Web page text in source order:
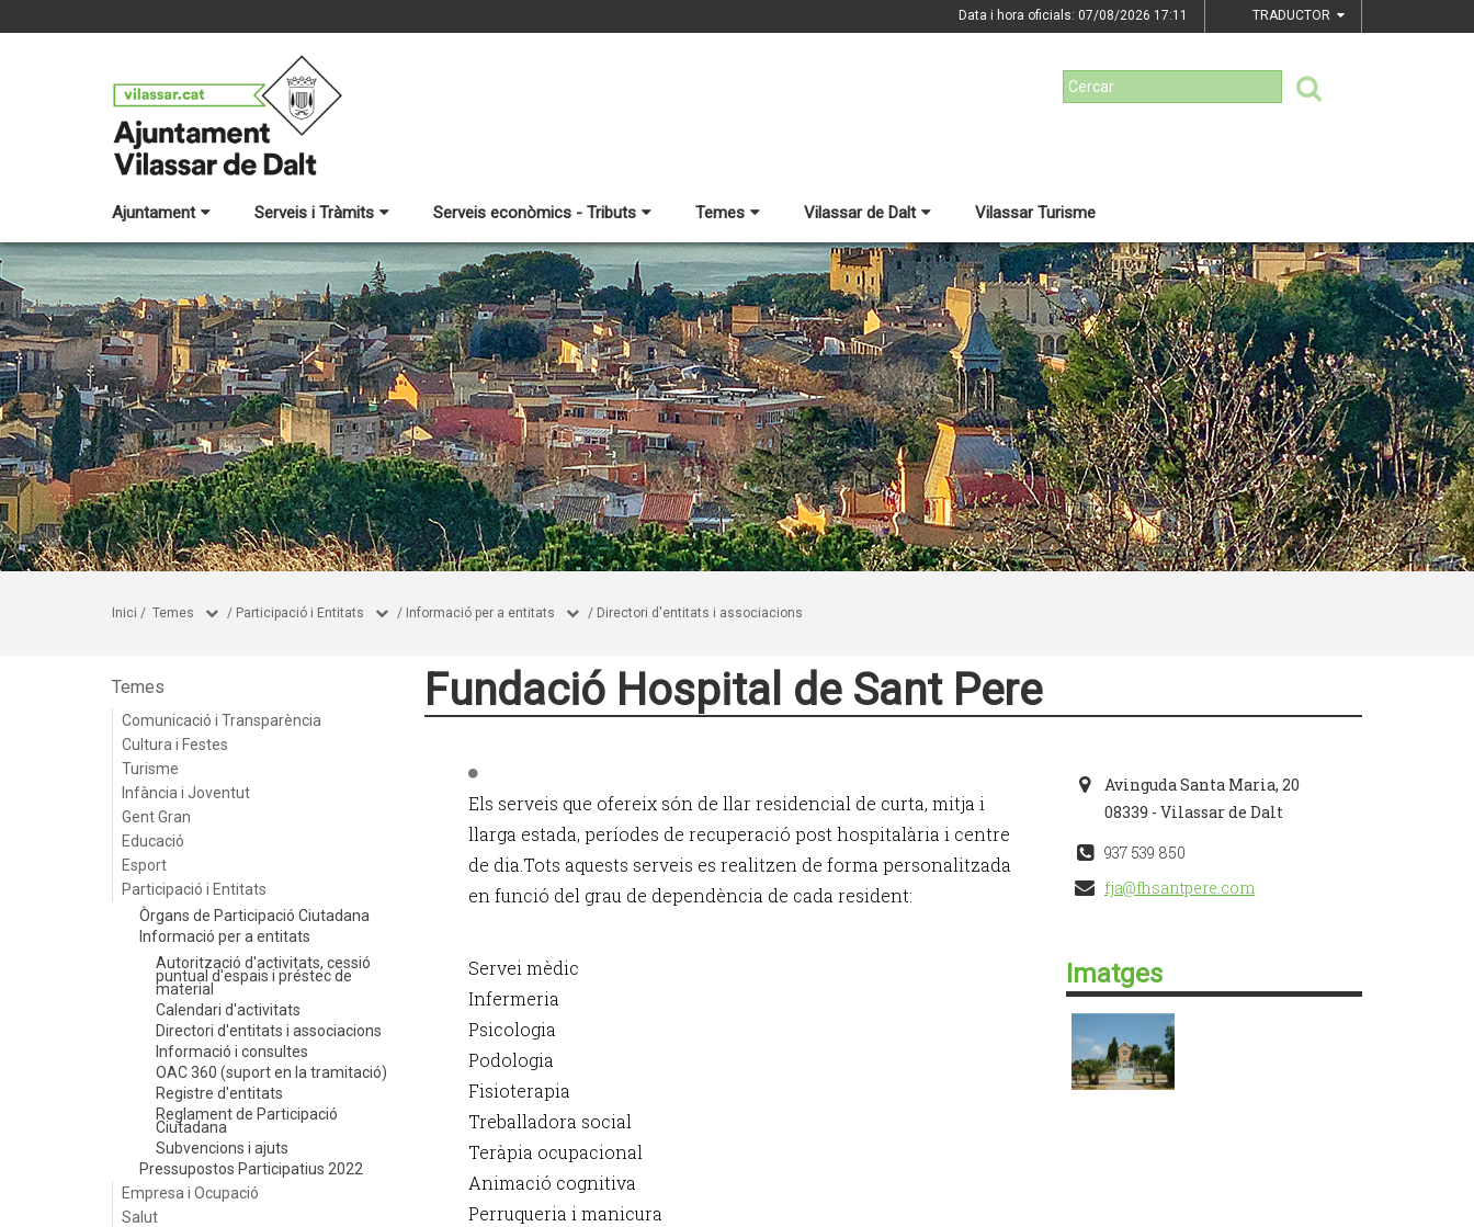
Data i hora oficials: 07/08/2026 17:11 TRADUCTOR
Ajuntament Serveis i Tràmits Serveis econòmics - Tributs Temes Vilassar de Dalt Vilassar Turisme
Inici / Temes / Participació i Entitats / Informació per a entitats / Directori d'entitats i associacions
Temes
Comunicació i Transparència
Cultura i Festes
Turisme
Infància i Joventut
Gent Gran
Educació
Esport
Participació i Entitats
Òrgans de Participació Ciutadana
Informació per a entitats
Autorització d'activitats, cessió
puntual d'espais i préstec de
material
Calendari d'activitats
Directori d'entitats i associacions
Informació i consultes
OAC 360 (suport en la tramitació)
Registre d'entitats
Reglament de Participació
Ciutadana
Subvencions i ajuts
Pressupostos Participatius 2022
Empresa i Ocupació
Salut
Fundació Hospital de Sant Pere
Els serveis que ofereix són de llar residencial de curta, mitja i
llarga estada, períodes de recuperació post hospitalària i centre
de dia.Tots aquests serveis es realitzen de forma personalitzada
en funció del grau de dependència de cada resident:
Servei mèdic
Infermeria
Psicologia
Podologia
Fisioterapia
Treballadora social
Teràpia ocupacional
Animació cognitiva
Perruqueria i manicura
Avinguda Santa Maria, 20
08339 - Vilassar de Dalt
937 539 850
fja@fhsantpere.com
Imatges